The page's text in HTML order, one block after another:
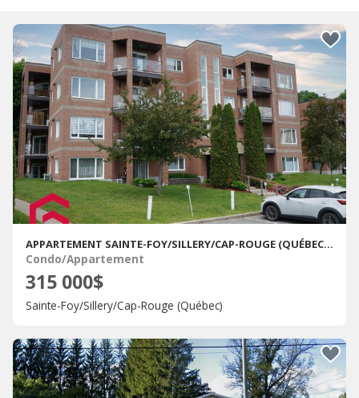
APPARTEMENT SAINTE-FOY/SILLERY/CAP-ROUGE (QUÉBEC) À VENDRE
Condo/Appartement
315 000$
Sainte-Foy/Sillery/Cap-Rouge (Québec)